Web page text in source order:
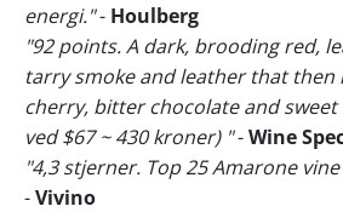
energi."- Houlberg
"92 points. A dark, brooding red,
tarry smoke and leather that then
cherry, bitter chocolate and
ved $67 ~ 430 kroner) "-Wine
"4,3 stjerner. Top 25 Amarone
-Vivino